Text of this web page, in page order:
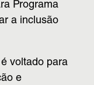
Programa
a inclusão
voltado para
e